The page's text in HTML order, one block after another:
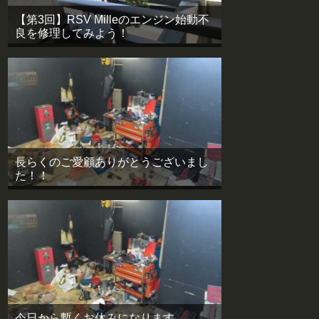
【第3回】RSV Milleのエンジン始動不
良を修理してみよう！
長らくのご愛顧ありがとうございまし
た！！